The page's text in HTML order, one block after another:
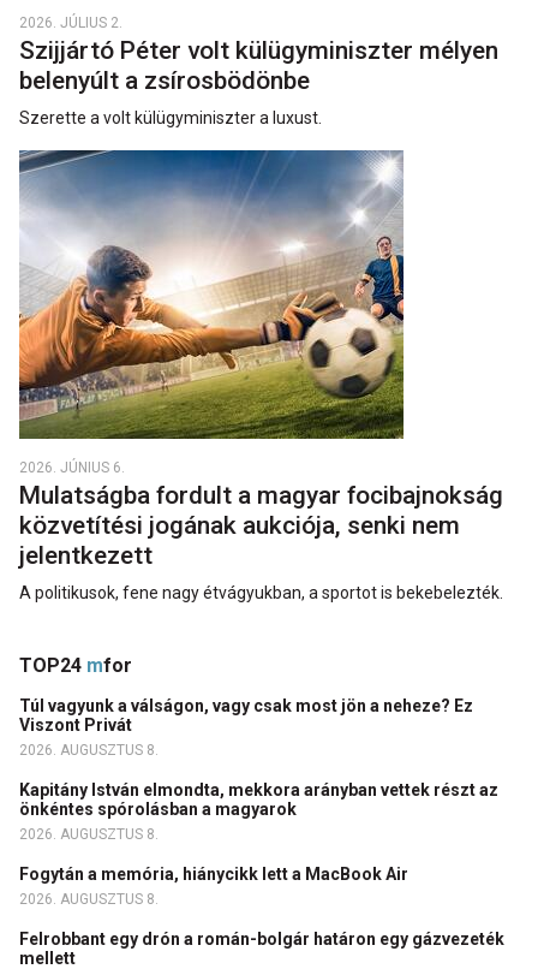
2026. JÚLIUS 2.
Szijjártó Péter volt külügyminiszter mélyen
belenyúlt a zsírosbödönbe
Szerette a volt külügyminiszter a luxust.
2026. JÚNIUS 6.
Mulatságba fordult a magyar focibajnokság
közvetítési jogának aukciója, senki nem
jelentkezett
A politikusok, fene nagy étvágyukban, a sportot is bekebelezték.
TOP24 mfor
Túl vagyunk a válságon, vagy csak most jön a neheze? Ez
Viszont Privát
2026. AUGUSZTUS 8.
Kapitány István elmondta, mekkora arányban vettek részt az
önkéntes spórolásban a magyarok
2026. AUGUSZTUS 8.
Fogytán a memória, hiánycikk lett a MacBook Air
2026. AUGUSZTUS 8.
Felrobbant egy drón a román-bolgár határon egy gázvezeték
mellett